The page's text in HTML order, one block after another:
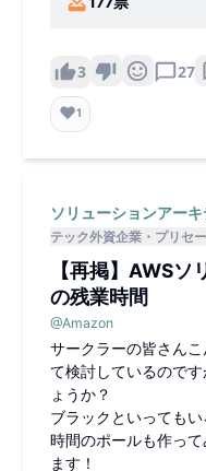
3 27
❤️1
ソリューションアーキ
テック外資企業
プリセ
【再掲】AWSソ
の残業時間
@Amazon
サークラーの皆さん
て検討しているので
ょうか？
ブラックといっても
時間のポールも作っ
ます！